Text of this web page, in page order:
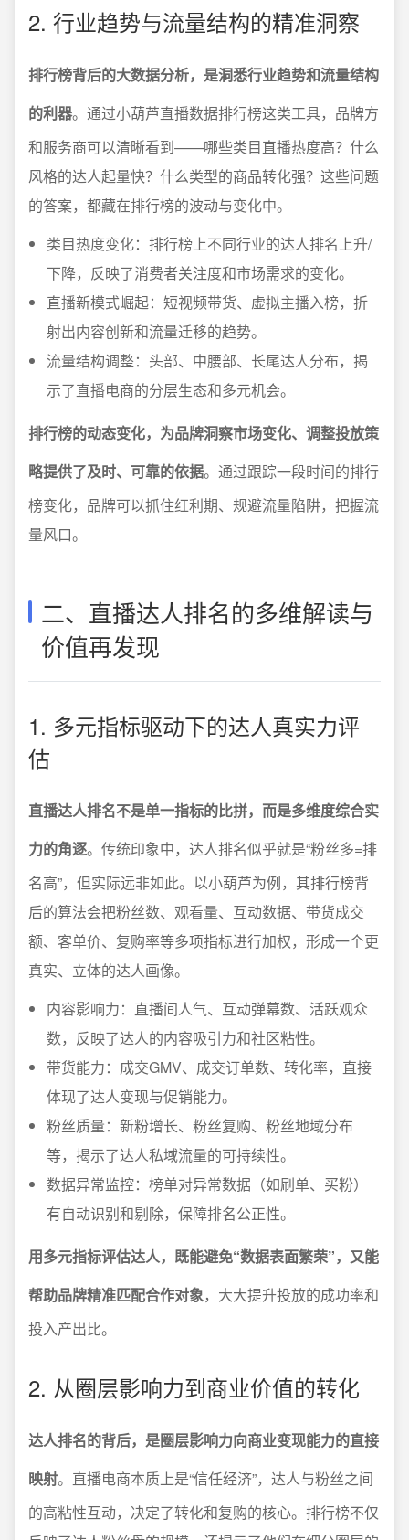
2. 行业趋势与流量结构的精准洞察
排行榜背后的大数据分析，是洞悉行业趋势和流量结构
的利器。通过小葫芦直播数据排行榜这类工具，品牌方
和服务商可以清晰看到——哪些类目直播热度高？什么
风格的达人起量快？什么类型的商品转化强？这些问题
的答案，都藏在排行榜的波动与变化中。
类目热度变化：排行榜上不同行业的达人排名上升/
下降，反映了消费者关注度和市场需求的变化。
直播新模式崛起：短视频带货、虚拟主播入榜，折
射出内容创新和流量迁移的趋势。
流量结构调整：头部、中腰部、长尾达人分布，揭
示了直播电商的分层生态和多元机会。
排行榜的动态变化，为品牌洞察市场变化、调整投放策
略提供了及时、可靠的依据。通过跟踪一段时间的排行
榜变化，品牌可以抓住红利期、规避流量陷阱，把握流
量风口。
二、直播达人排名的多维解读与
价值再发现
1. 多元指标驱动下的达人真实力评
估
直播达人排名不是单一指标的比拼，而是多维度综合实
力的角逐。传统印象中，达人排名似乎就是“粉丝多=排
名高”，但实际远非如此。以小葫芦为例，其排行榜背
后的算法会把粉丝数、观看量、互动数据、带货成交
额、客单价、复购率等多项指标进行加权，形成一个更
真实、立体的达人画像。
内容影响力：直播间人气、互动弹幕数、活跃观众
数，反映了达人的内容吸引力和社区粘性。
带货能力：成交GMV、成交订单数、转化率，直接
体现了达人变现与促销能力。
粉丝质量：新粉增长、粉丝复购、粉丝地域分布
等，揭示了达人私域流量的可持续性。
数据异常监控：榜单对异常数据（如刷单、买粉）
有自动识别和剔除，保障排名公正性。
用多元指标评估达人，既能避免“数据表面繁荣”，又能
帮助品牌精准匹配合作对象，大大提升投放的成功率和
投入产出比。
2. 从圈层影响力到商业价值的转化
达人排名的背后，是圈层影响力向商业变现能力的直接
映射。直播电商本质上是“信任经济”，达人与粉丝之间
的高粘性互动，决定了转化和复购的核心。排行榜不仅